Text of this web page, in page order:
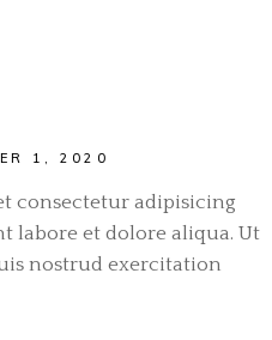
1, 2020
consectetur adipisicing
labore et dolore aliqua. Ut
nostrud exercitation